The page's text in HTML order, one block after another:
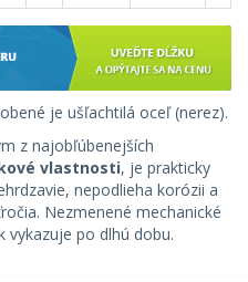
je ušľachtilá oceľ (nerez).
z najobľúbenejších
vlastnosti, je prakticky
nepodlieha korózii a
Nezmenené mechanické
vykazuje po dlhú dobu.